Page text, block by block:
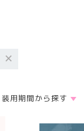
装用期間から探す